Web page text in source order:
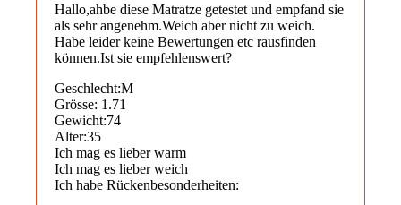
Hallo,ahbe diese Matratze getestet und empfand sie
als sehr angenehm.Weich aber nicht zu weich.
Habe leider keine Bewertungen etc rausfinden
können.Ist sie empfehlenswert?
Geschlecht:M
Grösse: 1.71
Gewicht:74
Alter:35
Ich mag es lieber warm
Ich mag es lieber weich
Ich habe Rückenbesonderheiten: